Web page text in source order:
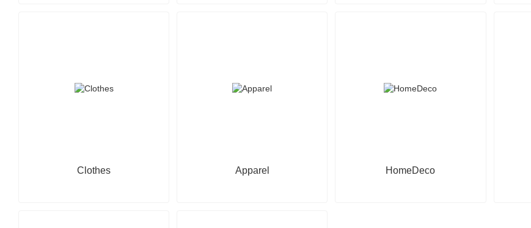
Clothes Apparel HomeDeco